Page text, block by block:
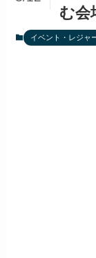
む会
イベント・レジャ